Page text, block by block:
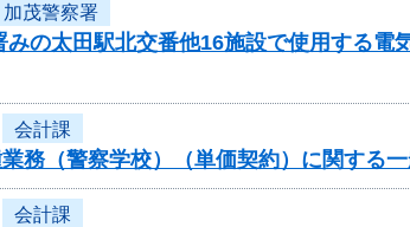
加茂警察署
の太田駅北交番他16施設で使用する電
会計課
務（警察学校）（単価契約）に関する一
会計課